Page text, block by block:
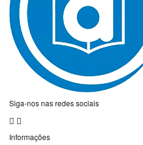
Naturais
Ciências
Exatas
Ciências
Ciências
Humanas
e Sociais
Siga-nos nas redes sociais
Informações